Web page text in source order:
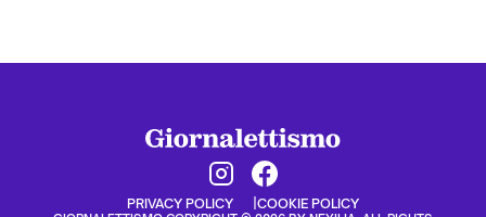
PRIVACY POLICY COOKIE POLICY